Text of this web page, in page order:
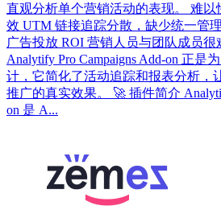
直观分析单个营销活动的表现。 难
效 UTM 链接追踪分散，缺少统一管
广告投放 ROI 营销人员与团队成员
Analytify Pro Campaigns Add-on 正是
计，它简化了活动追踪和报表分析，
推广的真实效果。 🚀 插件简介
on 是 A...